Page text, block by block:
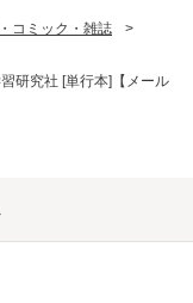
コミック・雑誌
>
研究社 [単行本]【メール